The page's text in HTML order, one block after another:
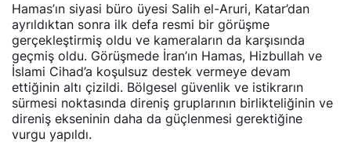
Hamas’ın siyasi büro üyesi Salih el-Aruri, Katar’dan
ayrıldıktan sonra ilk defa resmi bir görüşme
gerçekleştirmiş oldu ve kameraların da karşısında
geçmiş oldu. Görüşmede İran’ın Hamas, Hizbullah ve
İslami Cihad’a koşulsuz destek vermeye devam
ettiğinin altı çizildi. Bölgesel güvenlik ve istikrarın
sürmesi noktasında direniş gruplarının birlikteliğinin ve
direniş ekseninin daha da güçlenmesi gerektiğine
vurgu yapıldı.